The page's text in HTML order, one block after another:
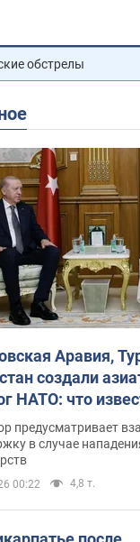
обстрелы
Аравия,
создали
НАТО: что
предусматривает
в случае
00:22 4,8 т.